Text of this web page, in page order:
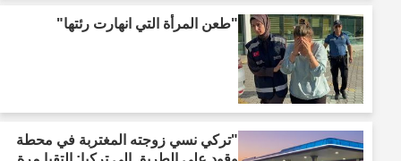
"طعن المرأة التي انهارت رئتها"
"تركي نسي زوجته المغتربة في محطة